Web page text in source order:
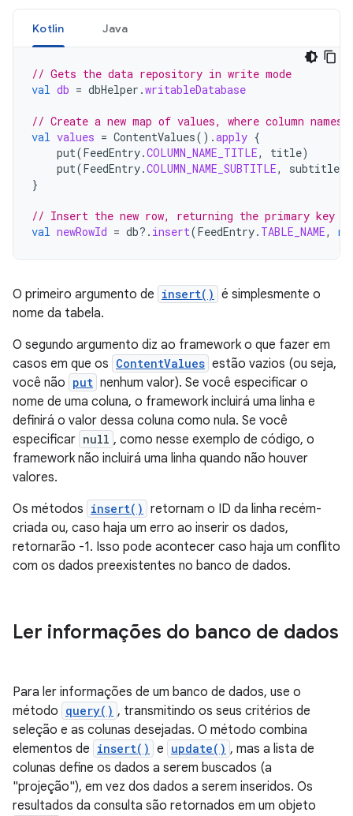
Kotlin Java
// Gets the data repository in write mode
val db = dbHelper .writableDatabase
// Create a new map of values, where column names
val values = ContentValues().apply {
put(FeedEntry.COLUMN_NAME_TITLE, title)
put(FeedEntry.COLUMN_NAME_SUBTITLE, subtitle
}
// Insert the new row, returning the primary key
val newRowId = db?. insert(FeedEntry. TABLE_NAME,
O primeiro argumento de insert() é simplesmente o
nome da tabela.
O segundo argumento diz ao framework o que fazer em
casos em que os ContentValues estão vazios (ou seja,
você não put nenhum valor). Se você especificar o
nome de uma coluna, o framework incluirá uma linha e
definirá o valor dessa coluna como nula. Se você
especificar null , como nesse exemplo de código, o
framework não incluirá uma linha quando não houver
valores.
Os métodos insert() retornam o ID da linha recém-
criada ou, caso haja um erro ao inserir os dados,
retornarão -1. Isso pode acontecer caso haja um conflito
com os dados preexistentes no banco de dados.
Ler informações do banco de dados
Para ler informações de um banco de dados, use o
método query() , transmitindo os seus critérios de
seleção e as colunas desejadas. O método combina
elementos de insert() e update() , mas a lista de
colunas define os dados a serem buscados (a
"projeção"), em vez dos dados a serem inseridos. Os
resultados da consulta são retornados em um objeto